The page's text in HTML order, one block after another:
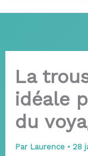
La
idéale
du
Par Laurence • 28